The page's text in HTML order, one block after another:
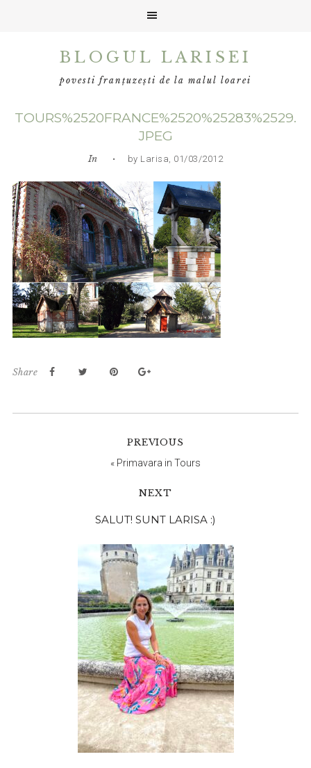
BLOGUL LARISEI
povesti franțuzești de la malul loarei
TOURS%2520FRANCE%2520%25283%2529.
JPEG
In • by Larisa, 01/03/2012
Share
PREVIOUS
« Primavara in Tours
NEXT
principală
SALUT! SUNT LARISA :)